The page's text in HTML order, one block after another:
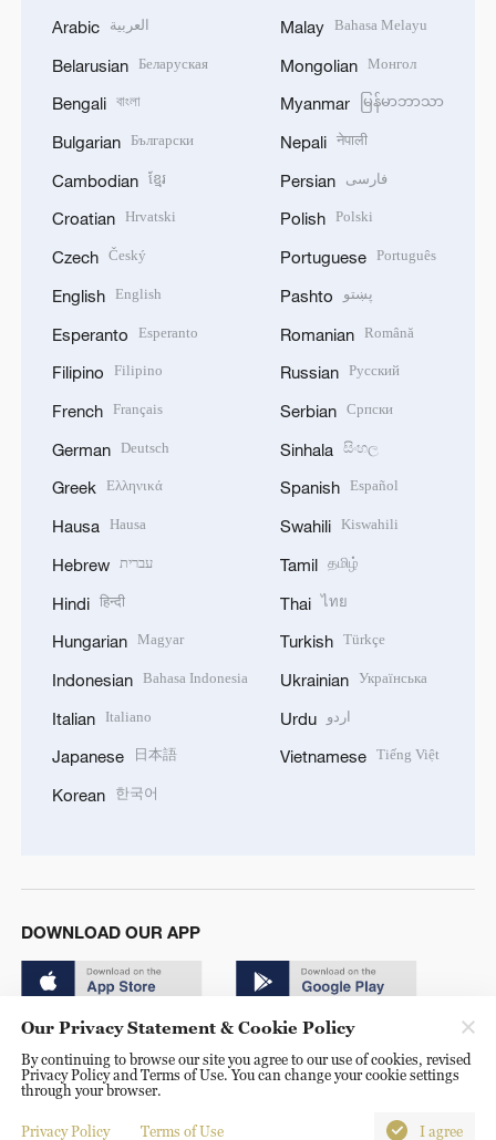
Arabic العربية
Belarusian Беларуская
Bengali বাংলা
Bulgarian Български
Cambodian ខ្មែរ
Croatian Hrvatski
Czech Český
English English
Esperanto Esperanto
Filipino Filipino
French Français
German Deutsch
Greek Ελληνικά
Hausa Hausa
Hebrew עברית
Hindi हिन्दी
Hungarian Magyar
Indonesian Bahasa Indonesia
Italian Italiano
Japanese 日本語
Korean 한국어
Malay Bahasa Melayu
Mongolian Монгол
Myanmar မြန်မာဘာသာ
Nepali नेपाली
Persian فارسی
Polish Polski
Portuguese Português
Pashto پښتو
Romanian Română
Russian Русский
Serbian Српски
Sinhala සිංහල
Spanish Español
Swahili Kiswahili
Tamil தமிழ்
Thai ไทย
Turkish Türkçe
Ukrainian Українська
Urdu اردو
Vietnamese Tiếng Việt
DOWNLOAD OUR APP
© China Radio International.CRI. All Rights Reserved. 16A
Shijingshan Road, Beijing, China. 100040
Our Privacy Statement & Cookie Policy
By continuing to browse our site you agree to our use of cookies, revised
Privacy Policy and Terms of Use. You can change your cookie settings
through your browser.
Privacy Policy Terms of Use I agree